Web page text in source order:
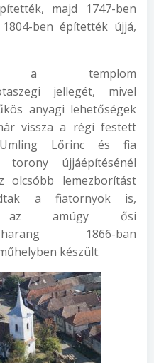
majd 1747-ben
ben építették újjá,
a templom
jellegét, mivel
anyagi lehetőségek
vissza a régi festett
Lőrinc és fia
torony újjáépítésénél
lemezborítást
a fiatornyok is,
az amúgy ősi
1866-ban
készült.